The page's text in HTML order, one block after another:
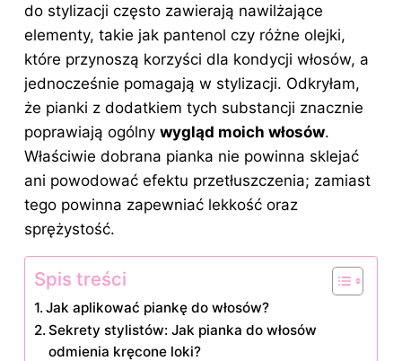
do stylizacji często zawierają nawilżające
elementy, takie jak pantenol czy różne olejki,
które przynoszą korzyści dla kondycji włosów, a
jednocześnie pomagają w stylizacji. Odkryłam,
że pianki z dodatkiem tych substancji znacznie
poprawiają ogólny wygląd moich włosów.
Właściwie dobrana pianka nie powinna sklejać
ani powodować efektu przetłuszczenia; zamiast
tego powinna zapewniać lekkość oraz
sprężystość.
Spis treści
Jak aplikować piankę do włosów?
Sekrety stylistów: Jak pianka do włosów
odmienia kręcone loki?